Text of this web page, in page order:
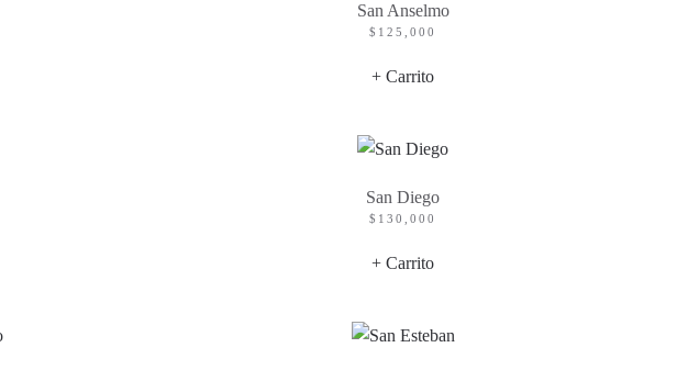
San Anselmo
$ 125,000
+ Carrito
San Diego
$ 130,000
+ Carrito